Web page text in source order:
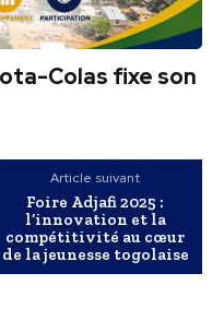
Colas fixe son
Article suivant
Foire Adjafi 2025 :
l’innovation et la
compétitivité au cœur
de la jeunesse togolaise